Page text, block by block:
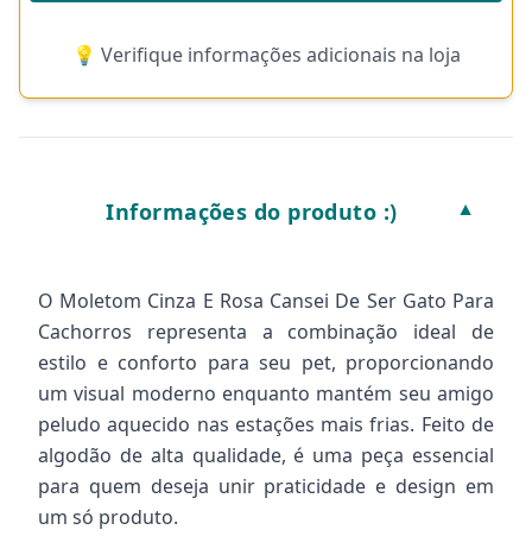
💡 Verifique informações adicionais na loja
Informações do produto :) ▼
O Moletom Cinza E Rosa Cansei De Ser Gato Para
Cachorros representa a combinação ideal de
estilo e conforto para seu pet, proporcionando
um visual moderno enquanto mantém seu amigo
peludo aquecido nas estações mais frias. Feito de
algodão de alta qualidade, é uma peça essencial
para quem deseja unir praticidade e design em
um só produto.